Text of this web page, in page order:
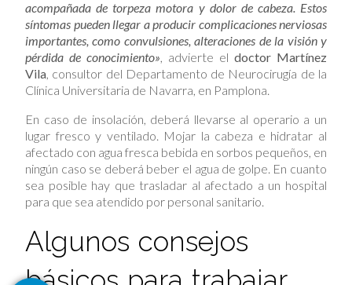
acompañada de torpeza motora y dolor de cabeza. Estos
síntomas pueden llegar a producir complicaciones nerviosas
importantes, como convulsiones, alteraciones de la visión y
pérdida de conocimiento», advierte el doctor Martínez
Vila, consultor del Departamento de Neurocirugía de la
Clínica Universitaria de Navarra, en Pamplona.
En caso de insolación, deberá llevarse al operario a un
lugar fresco y ventilado. Mojar la cabeza e hidratar al
afectado con agua fresca bebida en sorbos pequeños, en
ningún caso se deberá beber el agua de golpe. En cuanto
sea posible hay que trasladar al afectado a un hospital
para que sea atendido por personal sanitario.
Algunos consejos